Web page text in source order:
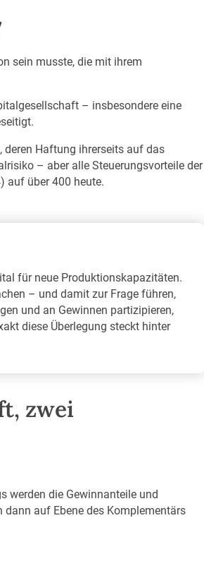
sein musste, die mit ihrem
– insbesondere eine
deren Haftung ihrerseits auf das
– aber alle Steuerungsvorteile der
auf über 400 heute.
für neue Produktionskapazitäten.
– und damit zur Frage führen,
und an Gewinnen partizipieren,
diese Überlegung steckt hinter
zwei
werden die Gewinnanteile und
dann auf Ebene des Komplementärs